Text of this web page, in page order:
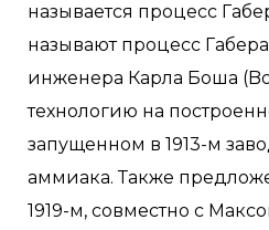
называется процесс
называют процесс
инженера Карла Боша
технологию на
запущенном в 1913-м
аммиака. Также
1919-м, совместно с